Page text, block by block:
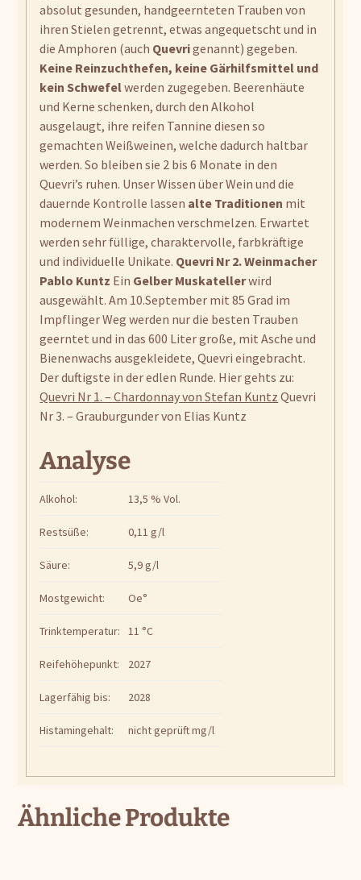
absolut gesunden, handgeernteten Trauben von
ihren Stielen getrennt, etwas angequetscht und in
die Amphoren (auch Quevrigenannt) gegeben.
Keine Reinzuchthefen, keine Gärhilfsmittel und
kein Schwefelwerden zugegeben. Beerenhäute
und Kerne schenken, durch den Alkohol
ausgelaugt, ihre reifen Tannine diesen so
gemachten Weißweinen, welche dadurch haltbar
werden. So bleiben sie 2 bis 6 Monate in den
Quevri’s ruhen. Unser Wissen über Wein und die
dauernde Kontrolle lassen alte Traditionen mit
modernem Weinmachen verschmelzen. Erwartet
werden sehr füllige, charaktervolle, farbkräftige
und individuelle Unikate. Quevri Nr 2.Weinmacher
Pablo Kuntz Ein Gelber Muskatellerwird
ausgewählt. Am 10.September mit 85 Grad im
Impflinger Weg werden nur die besten Trauben
geerntet und in das 600 Liter große, mit Asche und
Bienenwachs ausgekleidete, Quevri eingebracht.
Der duftigste in der edlen Runde. Hier gehts zu:
Quevri Nr 1. – Chardonnay von Stefan Kuntz Quevri
Nr 3. – Grauburgunder von Elias Kuntz
Analyse
Alkohol: 13,5 % Vol.
Restsüße: 0,11 g/l
Säure: 5,9 g/l
Mostgewicht: Oe°
Trinktemperatur: 11 °C
Reifehöhepunkt: 2027
Lagerfähig bis: 2028
Histamingehalt: nicht geprüft mg/l
Ähnliche Produkte